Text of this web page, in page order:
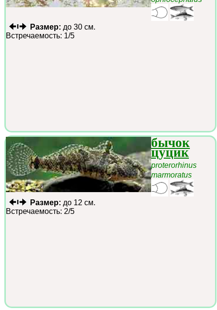
Размер: до 30 см.
Встречаемость: 1/5
бычок
цуцик
proterorhinus
marmoratus
Размер: до 12 см.
Встречаемость: 2/5